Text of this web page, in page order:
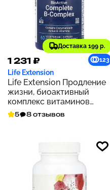
Доставка 199 р.
1 231 ₽ 123
Life Extension
Life Extension Продление
жизни, биоактивный
комплекс витаминов
группы В, 60
вегетарианских капсул
5 8 отзывов